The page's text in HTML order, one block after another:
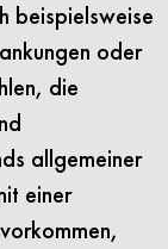
beispielsweise
oder
die
allgemeiner
einer